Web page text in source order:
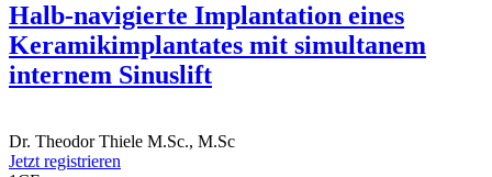
Halb-navigierte Implantation eines
Keramikimplantates mit simultanem
internem Sinuslift
Dr. Theodor Thiele M.Sc., M.Sc
Jetzt registrieren